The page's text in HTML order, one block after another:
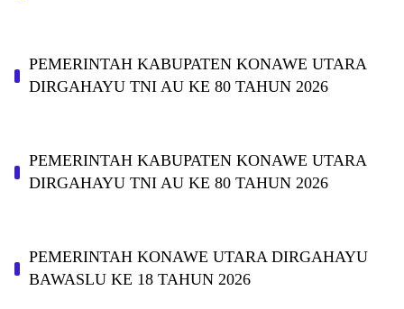
PEMERINTAH KABUPATEN KONAWE UTARA
DIRGAHAYU TNI AU KE 80 TAHUN 2026
PEMERINTAH KABUPATEN KONAWE UTARA
DIRGAHAYU TNI AU KE 80 TAHUN 2026
PEMERINTAH KONAWE UTARA DIRGAHAYU
BAWASLU KE 18 TAHUN 2026